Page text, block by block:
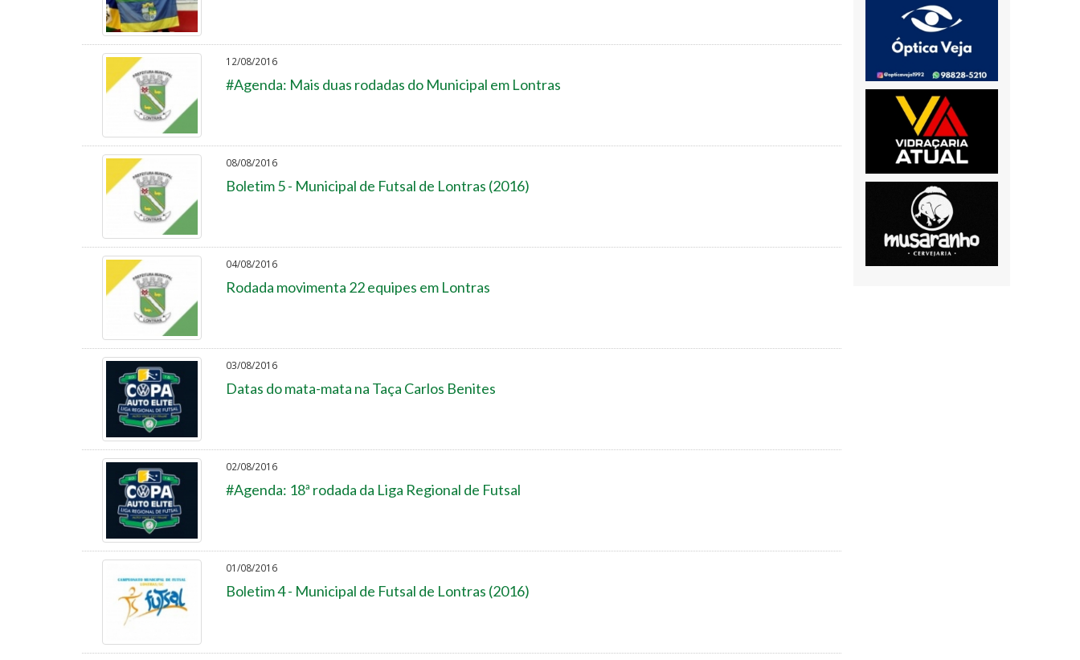
12/08/2016
#Agenda: Mais duas rodadas do Municipal em Lontras
08/08/2016
Boletim 5 - Municipal de Futsal de Lontras (2016)
04/08/2016
Rodada movimenta 22 equipes em Lontras
03/08/2016
Datas do mata-mata na Taça Carlos Benites
02/08/2016
#Agenda: 18ª rodada da Liga Regional de Futsal
01/08/2016
Boletim 4 - Municipal de Futsal de Lontras (2016)